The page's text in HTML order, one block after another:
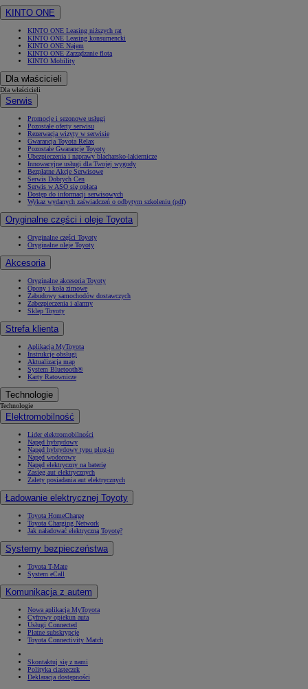
KINTO ONE
KINTO ONE Leasing niższych rat
KINTO ONE Leasing konsumencki
KINTO ONE Najem
KINTO ONE Zarządzanie flotą
KINTO Mobility
Dla właścicieli
Dla właścicieli
Serwis
Promocje i sezonowe usługi
Pozostałe oferty serwisu
Rezerwacja wizyty w serwisie
Gwarancja Toyota Relax
Pozostałe Gwarancje Toyoty
Ubezpieczenia i naprawy blacharsko-lakiernicze
Innowacyjne usługi dla Twojej wygody
Bezpłatne Akcje Serwisowe
Serwis Dobrych Cen
Serwis w ASO się opłaca
Dostęp do informacji serwisowych
Wykaz wydanych zaświadczeń o odbytym szkoleniu (pdf)
Oryginalne części i oleje Toyota
Oryginalne części Toyoty
Oryginalne oleje Toyoty
Akcesoria
Oryginalne akcesoria Toyoty
Opony i koła zimowe
Zabudowy samochodów dostawczych
Zabezpieczenia i alarmy
Sklep Toyoty
Strefa klienta
Aplikacja MyToyota
Instrukcje obsługi
Aktualizacja map
System Bluetooth®
Karty Ratownicze
Technologie
Technologie
Elektromobilność
Lider elektromobilności
Napęd hybrydowy
Napęd hybrydowy typu plug-in
Napęd wodorowy
Napęd elektryczny na baterię
Zasięg aut elektrycznych
Zalety posiadania aut elektrycznych
Ładowanie elektrycznej Toyoty
Toyota HomeCharge
Toyota Charging Network
Jak naładować elektryczną Toyotę?
Systemy bezpieczeństwa
Toyota T-Mate
System eCall
Komunikacja z autem
Nowa aplikacja MyToyota
Cyfrowy opiekun auta
Usługi Connected
Płatne subskrypcje
Toyota Connectivity Match
Skontaktuj się z nami
Polityka ciasteczek
Deklaracja dostępności